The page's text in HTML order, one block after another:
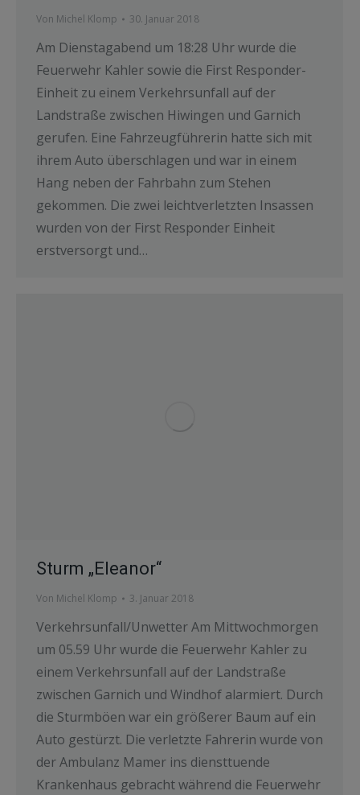
Von Michel Klomp 30. Januar 2018
Am Dienstagabend um 18:28 Uhr wurde die
Feuerwehr Kahler sowie die First Responder-
Einheit zu einem Verkehrsunfall auf der
Landstraße zwischen Hiwingen und Garnich
gerufen. Eine Fahrzeugführerin hatte sich mit
ihrem Auto überschlagen und war in einem
Hang neben der Fahrbahn zum Stehen
gekommen. Die zwei leichtverletzten Insassen
wurden von der First Responder Einheit
erstversorgt und…
Sturm „Eleanor“
Von Michel Klomp 3. Januar 2018
Verkehrsunfall/Unwetter Am Mittwochmorgen
um 05.59 Uhr wurde die Feuerwehr Kahler zu
einem Verkehrsunfall auf der Landstraße
zwischen Garnich und Windhof alarmiert. Durch
die Sturmböen war ein größerer Baum auf ein
Auto gestürzt. Die verletzte Fahrerin wurde von
der Ambulanz Mamer ins diensttuende
Krankenhaus gebracht während die Feuerwehr